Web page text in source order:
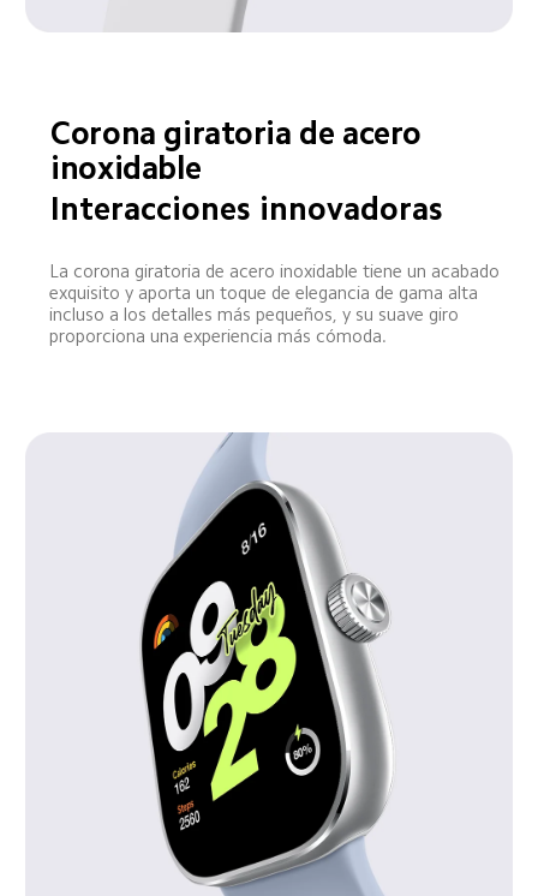
Corona giratoria de acero
inoxidable
Interacciones innovadoras
La corona giratoria de acero inoxidable tiene un acabado
exquisito y aporta un toque de elegancia de gama alta
incluso a los detalles más pequeños, y su suave giro
proporciona una experiencia más cómoda.